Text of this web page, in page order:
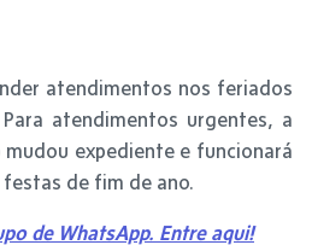
atendimentos nos feriados
atendimentos urgentes, a
mudou expediente e funcionará
de fim de ano.
de WhatsApp. Entre aqui!